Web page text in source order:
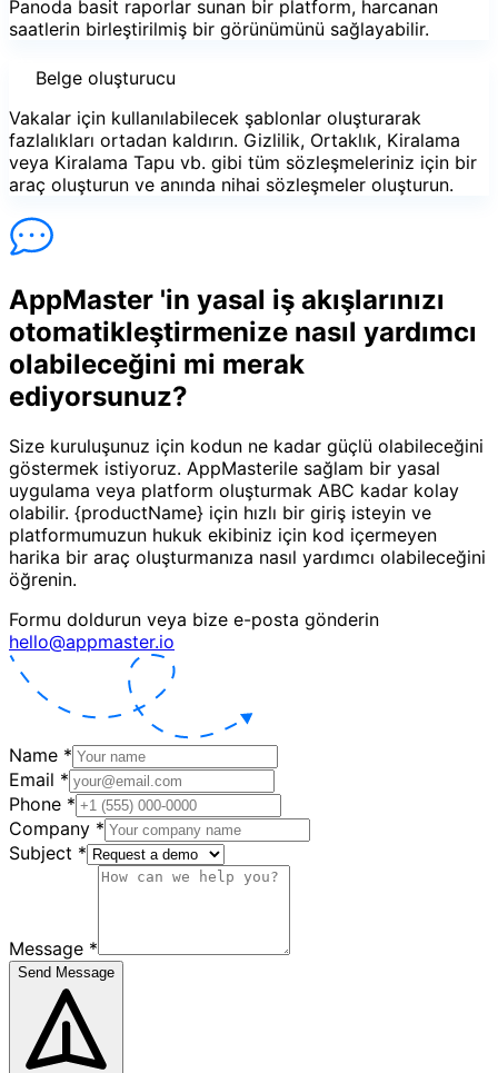
Panoda basit raporlar sunan bir platform, harcanan
saatlerin birleştirilmiş bir görünümünü sağlayabilir.
Belge oluşturucu
Vakalar için kullanılabilecek şablonlar oluşturarak
fazlalıkları ortadan kaldırın. Gizlilik, Ortaklık, Kiralama
veya Kiralama Tapu vb. gibi tüm sözleşmeleriniz için bir
araç oluşturun ve anında nihai sözleşmeler oluşturun.
AppMaster 'in yasal iş akışlarınızı
otomatikleştirmenize nasıl yardımcı
olabileceğini mi merak
ediyorsunuz?
Size kuruluşunuz için kodun ne kadar güçlü olabileceğini
göstermek istiyoruz. AppMasterile sağlam bir yasal
uygulama veya platform oluşturmak ABC kadar kolay
olabilir. {productName} için hızlı bir giriş isteyin ve
platformumuzun hukuk ekibiniz için kod içermeyen
harika bir araç oluşturmanıza nasıl yardımcı olabileceğini
öğrenin.
Formu doldurun veya bize e-posta gönderin
hello@appmaster.io
Name *
Email *
Phone *
Company *
Subject *
Message *
Send Message